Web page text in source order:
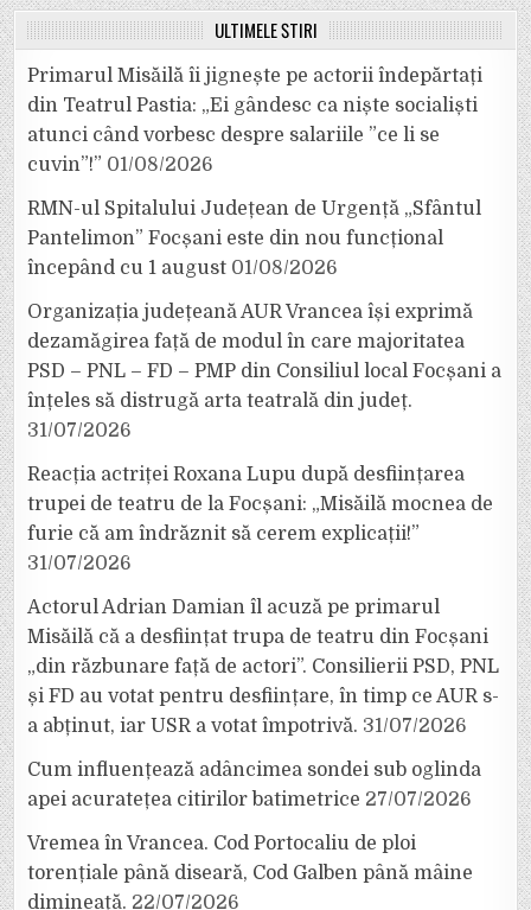
ULTIMELE ȘTIRI
Primarul Misăilă îi jignește pe actorii îndepărtați
din Teatrul Pastia: „Ei gândesc ca niște socialiști
atunci când vorbesc despre salariile ”ce li se
cuvin”!” 01/08/2026
RMN-ul Spitalului Județean de Urgență „Sfântul
Pantelimon” Focșani este din nou funcțional
începând cu 1 august 01/08/2026
Organizația județeană AUR Vrancea își exprimă
dezamăgirea față de modul în care majoritatea
PSD – PNL – FD – PMP din Consiliul local Focșani a
înțeles să distrugă arta teatrală din județ.
31/07/2026
Reacția actriței Roxana Lupu după desființarea
trupei de teatru de la Focșani: „Misăilă mocnea de
furie că am îndrăznit să cerem explicații!”
31/07/2026
Actorul Adrian Damian îl acuză pe primarul
Misăilă că a desființat trupa de teatru din Focșani
„din răzbunare față de actori”. Consilierii PSD, PNL
și FD au votat pentru desființare, în timp ce AUR s-
a abținut, iar USR a votat împotrivă. 31/07/2026
Cum influențează adâncimea sondei sub oglinda
apei acuratețea citirilor batimetrice 27/07/2026
Vremea în Vrancea. Cod Portocaliu de ploi
torențiale până diseară, Cod Galben până mâine
dimineață. 22/07/2026